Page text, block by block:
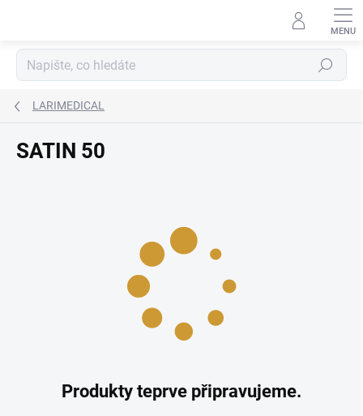
Hledat
LARIMEDICAL
SATIN 50
Produkty teprve připravujeme.